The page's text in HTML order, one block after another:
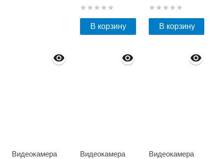
В корзину В корзину
Видеокамера
Видеокамера
Видеокамера